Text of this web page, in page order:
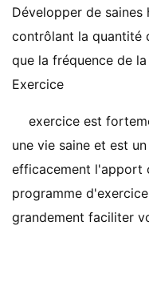
Développer de saines
contrôlant la quantité
que la fréquence de
Exercice
exercice est
une vie saine et est
efficacement l'apport
programme
grandement faciliter